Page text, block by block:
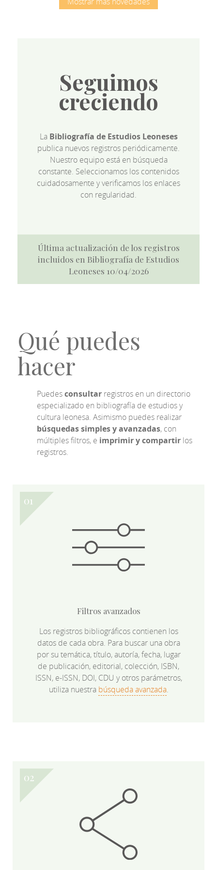
Seguimos
creciendo
La Bibliografía de Estudios Leoneses
publica nuevos registros periódicamente.
Nuestro equipo está en búsqueda
constante. Seleccionamos los contenidos
cuidadosamente y verificamos los enlaces
con regularidad.
Última actualización de los registros
incluidos en Bibliografía de Estudios
Leoneses 10/04/2026
Qué puedes
hacer
Puedesconsultar registros en un directorio
especializado en bibliografía de estudios y
cultura leonesa. Asimismo puedes realizar
búsquedas simples y avanzadas, con
múltiples filtros, e imprimir y compartir los
registros.
Filtros avanzados
Los registros bibliográficos contienen los
datos de cada obra. Para buscar una obra
por su temática, título, autoría, fecha, lugar
de publicación, editorial, colección, ISBN,
ISSN, e-ISSN, DOI, CDU y otros parámetros,
utiliza nuestra búsqueda avanzada.